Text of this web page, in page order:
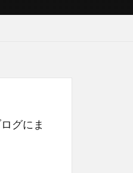
グにま